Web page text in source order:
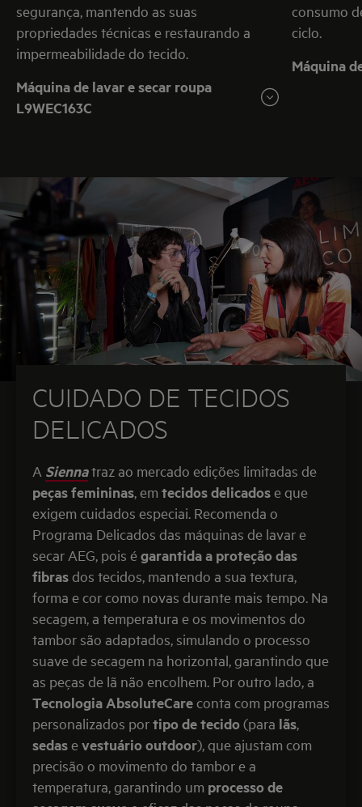
segurança, mantendo as suas
propriedades técnicas e restaurando a
impermeabilidade do tecido.
Máquina de lavar e secar roupa
L9WEC163C
consumo
ciclo.
Máquina
CUIDADO DE TECIDOS
DELICADOS
A Siennatraz ao mercado edições limitadas de
peças femininas, em tecidos delicadose que
exigem cuidados especiai. Recomenda o
Programa Delicados das máquinas de lavar e
secar AEG, pois égarantida a proteção das
fibrasdos tecidos, mantendo a sua textura,
forma e cor como novas durante mais tempo. Na
secagem, a temperatura e os movimentos do
tambor são adaptados, simulando o processo
suave de secagem na horizontal, garantindo que
as peças de lã não encolhem. Por outro lado, a
Tecnologia AbsoluteCareconta com programas
personalizados portipo de tecido(para lãs,
sedasevestuário outdoor), que ajustam com
precisão o movimento do tambor e a
temperatura, garantindo um processo de